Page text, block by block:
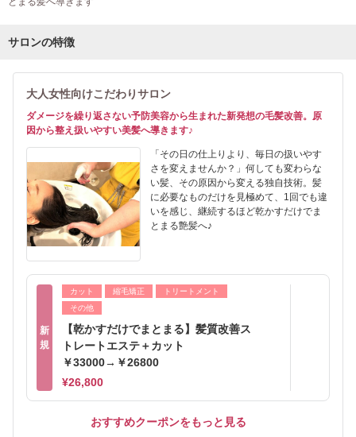
サロンの特徴
大人女性向けこだわりサロン
ダメージを繰り返さない予防美容から生まれた新発想の毛髪改善。原
因から整え扱いやすい美髪へ導きます♪
「その日の仕上りより、毎日の扱いやす
さを変えませんか？」何しても変わらな
い髪、その原因から変える独自技術。髪
に必要なものだけを見極めて、1回でも違
いを感じ、継続するほど乾かすだけでま
とまる艶髪へ♪
新
規
カット 縮毛矯正
トリートメント
その他
【乾かすだけでまとまる】髪質改善ス
トレートエステ＋カット
￥33000→￥26800
¥26,800
おすすめクーポンをもっと見る